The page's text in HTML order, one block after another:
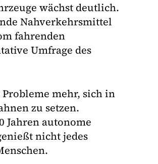
wächst deutlich.
Nahverkehrsmittel
fahrenden
Umfrage des
mehr, sich in
zu setzen.
Jahren autonome
nicht jedes